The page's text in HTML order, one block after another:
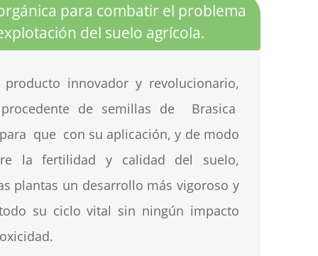
para combatir el problema
del suelo agrícola.
producto innovador y revolucionario,
procedente de semillas de Brasica
para que con su aplicación, y demodo
re la fertilidad y calidad del suelo,
s plantas un desarrollo más vigoroso y
odo su ciclovital sin ningún impacto
xicidad.